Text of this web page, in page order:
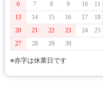
6
7 8 9 10 11
13
14 15 16 17 18
20
21 22 23 24 25
27
28 29 30
※赤字は休業日です